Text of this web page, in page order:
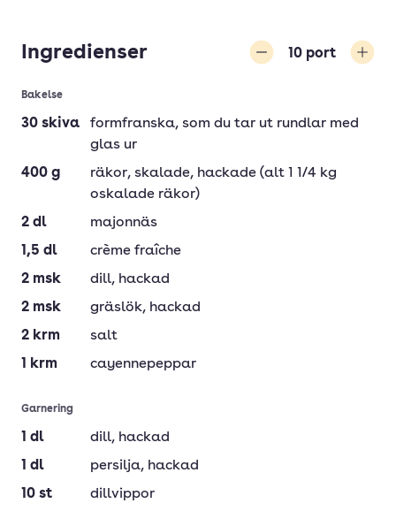
Ingredienser 10 port
Bakelse
30 skiva formfranska, som du tar ut rundlar med
glas ur
400 g räkor, skalade, hackade (alt 1 1/4 kg
oskalade räkor)
2 dl
majonnäs
1,5 dl
crème fraîche
2 msk dill, hackad
2 msk gräslök, hackad
2 krm
salt
1
krm cayennepeppar
Garnering
1 dl dill, hackad
1 dl persilja, hackad
10 st
dillvippor